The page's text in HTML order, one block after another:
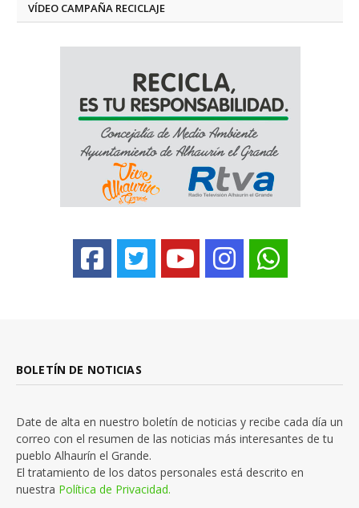
VÍDEO CAMPAÑA RECICLAJE
BOLETÍN DE NOTICIAS
Date de alta en nuestro boletín de noticias y recibe cada día un
correo con el resumen de las noticias más interesantes de tu
pueblo Alhaurín el Grande.
El tratamiento de los datos personales está descrito en
nuestra Política de Privacidad.